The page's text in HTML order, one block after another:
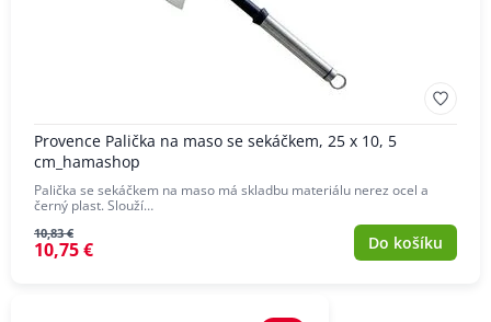
Provence Palička na maso se sekáčkem, 25 x 10, 5
cm_hamashop
Palička se sekáčkem na maso má skladbu materiálu nerez ocel a
černý plast. Slouží…
10,83 €
10,75 € Do košíku